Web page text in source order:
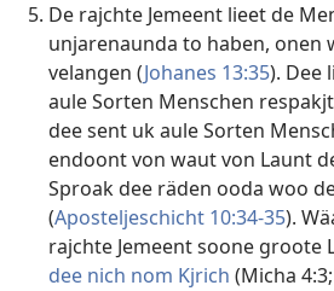
De rajchte Jemeent lieet de
unjarenaunda to haben, onen
velangen (Johanes 13:35). Dee
aule Sorten Menschen
dee sent uk aule Sorten
endoont von waut von Launt
Sproak dee räden ooda woo
(Aposteljeschicht 10:34-35).
rajchte Jemeent soone groote
dee nich nom Kjrich (Micha 4:3;